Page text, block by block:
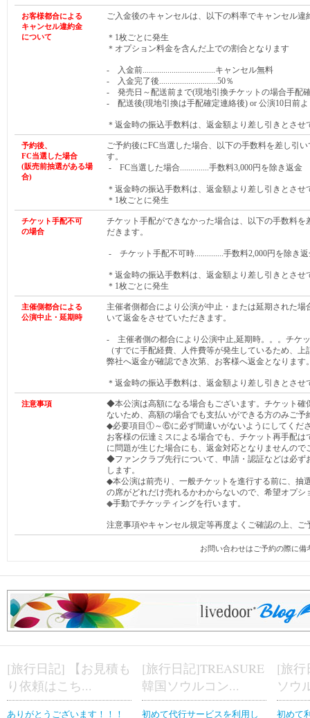
お客様都合による
キャンセル違約金
について
ご入金後のキャンセルは、以下の料率でキャンセル違
＊1枚ごとに発生
＊オプション料金を含んだ上での割合となります
- 入金前...................................キャンセル無料
- 入金完了後............................50％
- 発売日～配送前まで(現地引換チケットの場合手配
- 配送後(現地引換は手配確定連絡後) or 公演10日前よ
＊返金時の振込手数料は、返金額より差し引きとさせ
予約後、
FC当選した場合
(販売前抽選がある場
合)
ご予約後にFC当選した場合、以下の手数料を差し引
す。
- FC当選した場合..............手数料3,000円を除き返金
＊返金時の振込手数料は、返金額より差し引きとさせ
＊1枚ごとに発生
チケット手配不可
の場合
チケット手配ができなかった場合は、以下の手数料を
だきます。
- チケット手配不可時..............手数料2,000円を除き
＊返金時の振込手数料は、返金額より差し引きとさせ
＊1枚ごとに発生
主催側都合による
公演中止・延期時
主催者側都合により公演が中止・または延期された
いて返金をさせていただきます。
- 主催者側の都合により公演中止,延期時。。。チケ
（すでに手配経費、人件費等が発生しているため、
弊社へ返金が確認でき次第、お客様へ返金となります
＊返金時の振込手数料は、返金額より差し引きとさせ
注意事項
◆本公演は高額になる場合もございます。チケット確
ないため、高額の場合でも支払いができる方のみご予
◆必要項目①～⑥に必ず間違いがないようにしてくだ
お客様の伝達ミスによる場合でも、チケット再手配
に問題が生じた場合にも、返金対応となりませんので
◆ファンクラブ先行について、申請・認証などは必ず
します。
◆本公演は前売り、一般チケットを進行する前に、抽
の席がどれだけ売れるかわからないので、希望オプシ
◆手動でチケッティングを行います。
注意事項やキャンセル規定等再度よくご確認の上、ご
お問い合わせはご予約の際に
[旅行日記] 【お見積も
り依頼はこち...
ありがとうございます！！！
[旅行日記]TREASURE
韓国ソウルコン...
初めて代行サービスを利用し
[旅行
ソウ
初めて